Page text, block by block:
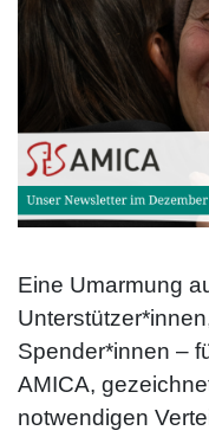
Eine Umarmung
Spender*innen –
AMICA,
notwendigen